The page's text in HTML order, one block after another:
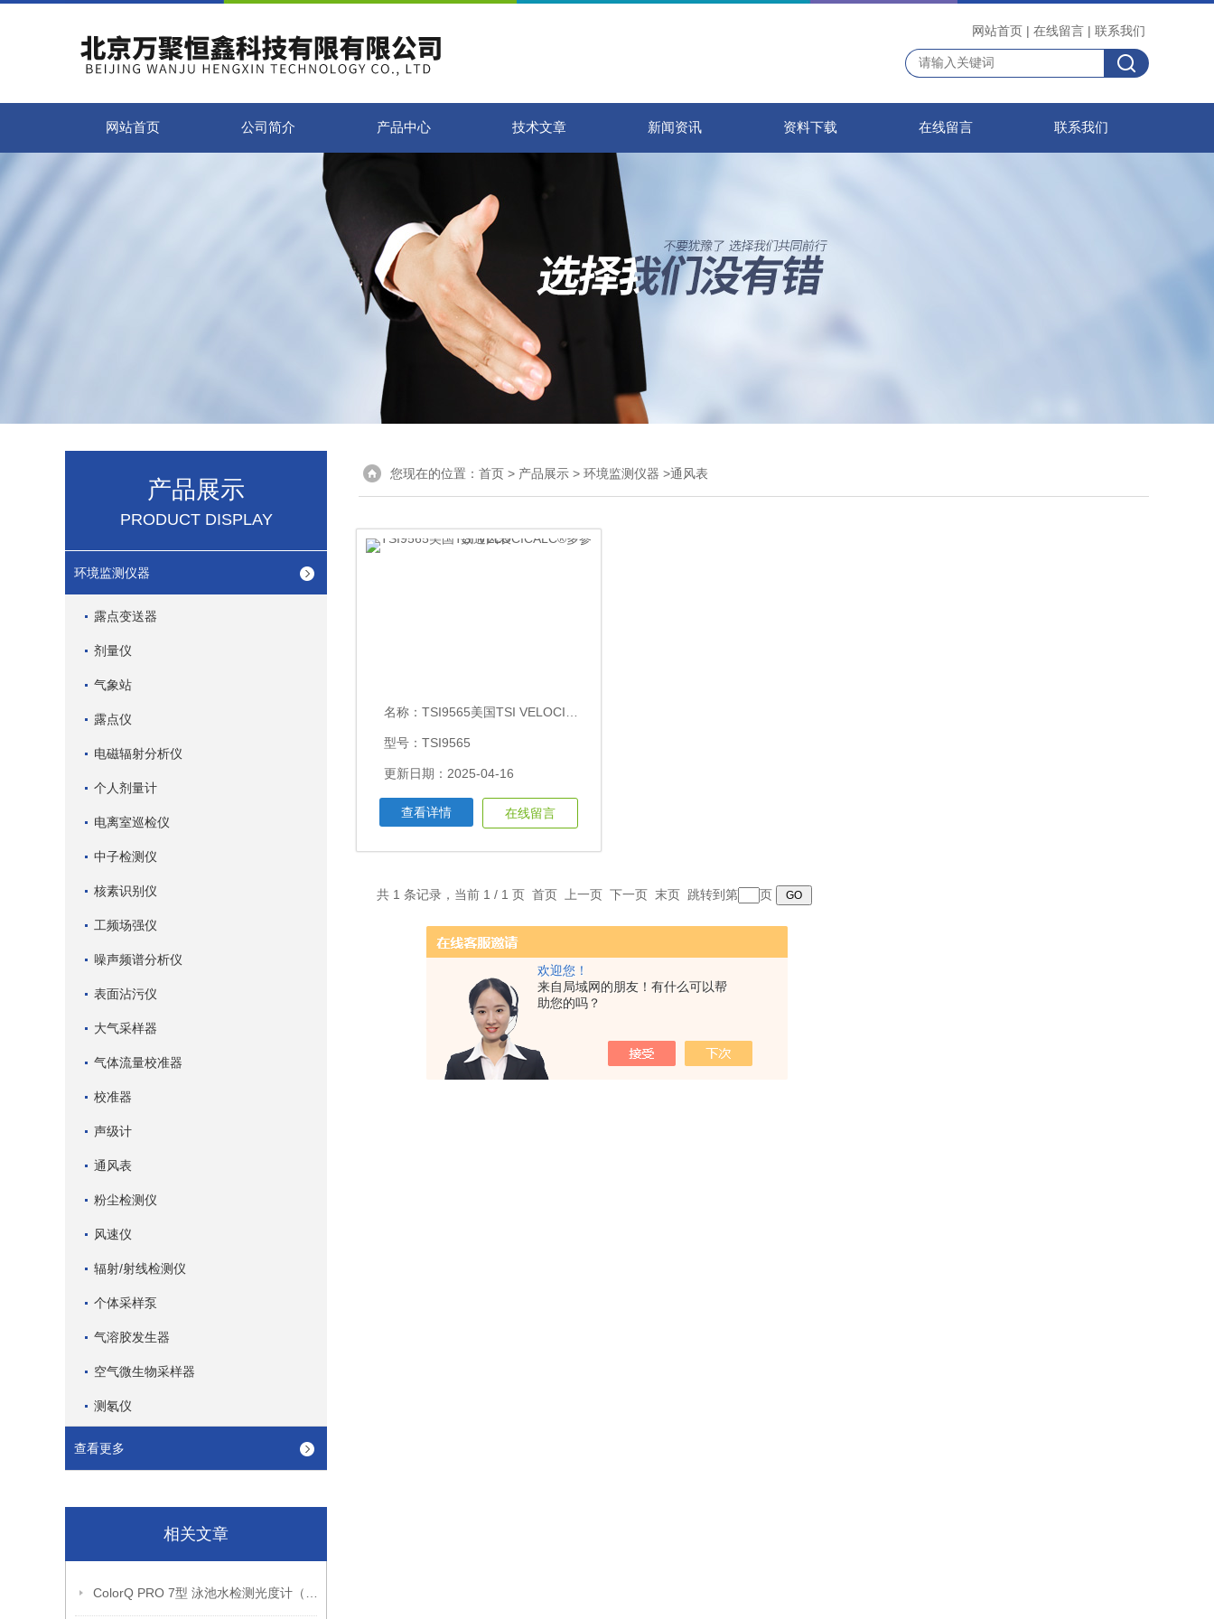
欢迎您！
来自局域网的朋友！有什么可以帮
助您的吗？
网站首页 | 在线留言 | 联系我们
网站首页 公司简介 产品中心 技术文章 新闻资讯 资料下载 在线留言 联系我们
产品展示
PRODUCT DISPLAY
环境监测仪器
露点变送器
剂量仪
气象站
露点仪
电磁辐射分析仪
个人剂量计
电离室巡检仪
中子检测仪
核素识别仪
工频场强仪
噪声频谱分析仪
表面沾污仪
大气采样器
气体流量校准器
校准器
声级计
通风表
粉尘检测仪
风速仪
辐射/射线检测仪
个体采样泵
气溶胶发生器
空气微生物采样器
测氡仪
查看更多
相关文章
您现在的位置： 首页 > 产品展示 > 环境监测仪器 >通风表
名称： TSI9565美国TSI VELOCICALC®多参数通风表
型号：TSI9565
更新日期：2025-04-16
查看详情 在线留言
共 1 条记录，当前 1 / 1 页 首页 上一页 下一页 末页 跳转到第 页